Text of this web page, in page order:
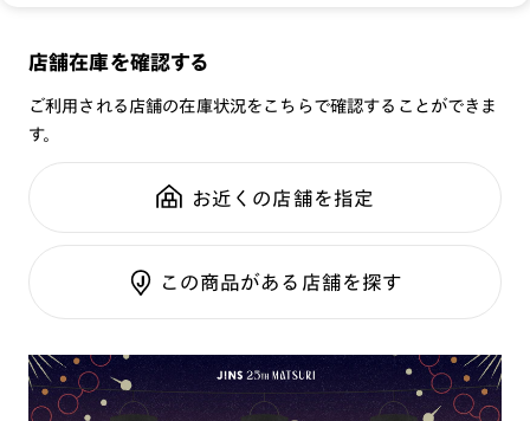
[紫外線透過率]
0.1%以下
[可視光線透過率]
COLOR 86：15％（偏光レンズ）
COLOR 94：32％（ドライブデイレンズ）
注意事項
※本製品はプレートとフレームのセット商品です。プレートの
みの販売は行っておりませんのでご注意下さい。他の品番のプ
※プレートはレンズ交換不可
※本体にカラーレンズを入れ、カラーレンズプレートを併用し
た場合、可視光線透過率が下がり、信号機の色等が判断しづら
シリーズ： SCENE
性別： UNISEX
鼻パッド：
テンプル：樹脂
※オンラインショップで作成可能なレンズはショッピングカート内で表示され
いしております。
※注文時に【度つき】→【レンズ交換券を発行】をお選びのうえ、店頭にてオ
除きます。）
※お選び頂くフレームや度数によっては作成できない場合がございます。
※RIM限定の記載があるカラーレンズは商品名に＜R!M＞の記載があるフレー
ムのみの対応となります。
メガネの度数が合わなくなっても、
全国の店舗で無料フィッティング
修理のご相談もいつでもお気軽に
ご利用ガイド
店舗在庫を確認する
ご利用される店舗の在庫状況をこちらで確認することができま
す。
お近くの店舗を指定
この商品がある店舗を探す